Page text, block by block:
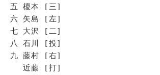
五 榎本 [三]
六 矢島 [左]
七 大沢 [二]
八 石川 [投]
九 藤村 [右]
近藤 [打]